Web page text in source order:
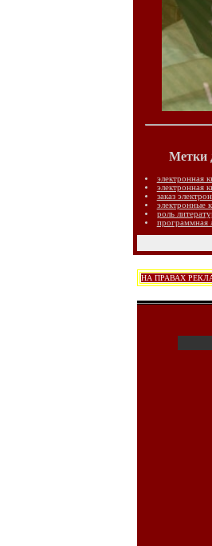
Метки
электронная
электронная
заказ
электронные
роль
программная
НА ПРАВАХ